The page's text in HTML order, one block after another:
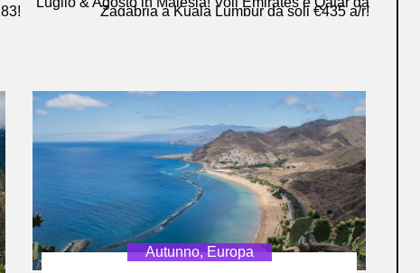
Zagabria a Kuala Lumpur da soli €435 a/r!
Autunno,Europa